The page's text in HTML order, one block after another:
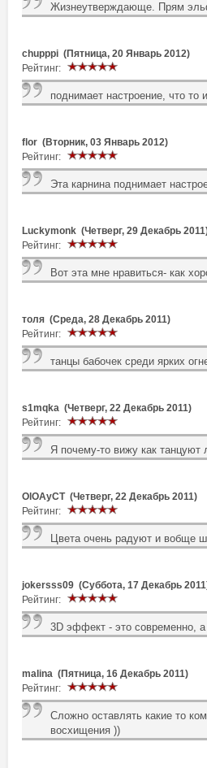
Жизнеутверждающе. Прям
chupppi (Пятница, 20 Январь 2012)
Рейтинг:
поднимает настроение, что
flor (Вторник, 03 Январь 2012)
Рейтинг:
Эта карнина поднимает
Luckymonk (Четверг, 29 Декабрь
Рейтинг:
Вот эта мне нравиться- как
толя (Среда, 28 Декабрь 2011)
Рейтинг:
танцы бабочек среди ярких
s1mqka (Четверг, 22 Декабрь 2011)
Рейтинг:
Я почему-то вижу как танцуют
OlOAyCT (Четверг, 22 Декабрь 2011)
Рейтинг:
Цвета очень радуют и вобще
jokersss09 (Суббота, 17 Декабрь
Рейтинг:
3D эффект - это современно, а
malina (Пятница, 16 Декабрь 2011)
Рейтинг:
Сложно оставлять какие то
восхищения ))